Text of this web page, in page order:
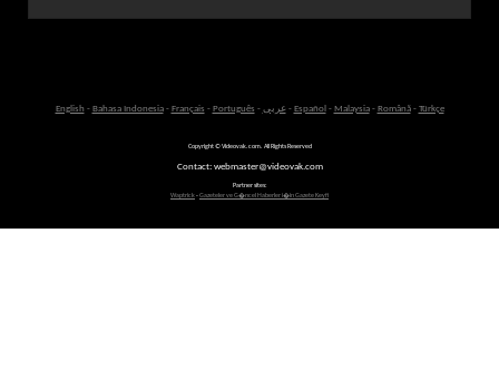
English - Bahasa Indonesia- Français - Português - عربى- Español - Malaysia- Română- Türkçe
Copyright © Videovak.com. All Rights Reserved
Contact: webmaster@videovak.com
Partner sites:
Waptrick-Gazeteler ve G�ncel Haberler i�in Gazete Keyfi